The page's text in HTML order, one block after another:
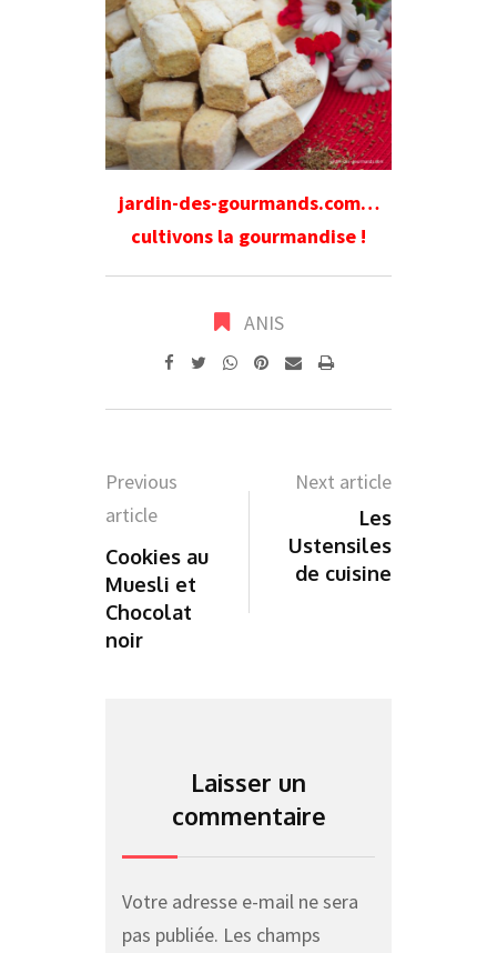
jardin-des-gourmands.com…
cultivons la gourmandise !
ANIS
WhatsappPinterest
SharePrint
Previous
article
Cookies au
Muesli et
Chocolat
noir
Next article
Les
Ustensiles
de cuisine
Laisser un
commentaire
Votre adresse e-mail ne sera
pas publiée. Les champs